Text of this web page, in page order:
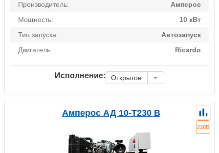
Производитель:
Амперос
Мощность:
10 кВт
Тип запуска:
Автозапуск
Двигатель:
Ricardo
Исполнение: Открытое
Амперос АД 10-Т230 B
220В